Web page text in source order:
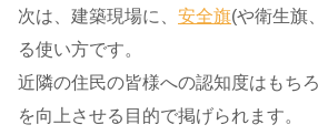
次は、建築現場に、 安全旗(や衛生旗
る使い方です。
近隣の住民の皆様への認知度はもち
を向上させる目的で掲げられます。